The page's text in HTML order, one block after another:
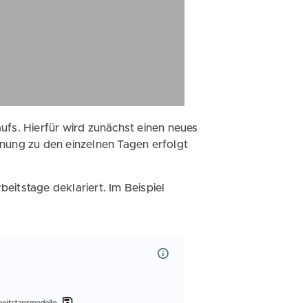
Hierfür wird zunächst einen neues
zu den einzelnen Tagen erfolgt
deklariert. Im Beispiel